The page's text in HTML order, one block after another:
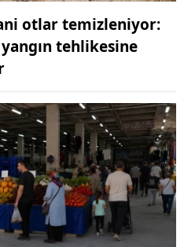
otlar temizleniyor:
tehlikesine